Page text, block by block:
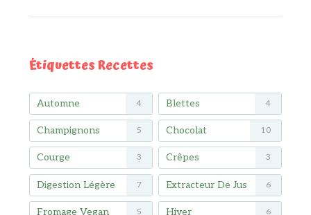
Étiquettes Recettes
Automne 4 Blettes 4
Champignons 5 Chocolat 10
Courge 3 Crêpes 3
Digestion Légère 7 Extracteur De Jus 6
Fromage Vegan 5 Hiver 6